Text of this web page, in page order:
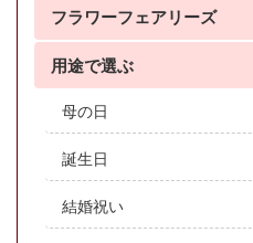
フラワーフェアリーズ
用途で選ぶ
母の日
誕生日
結婚祝い